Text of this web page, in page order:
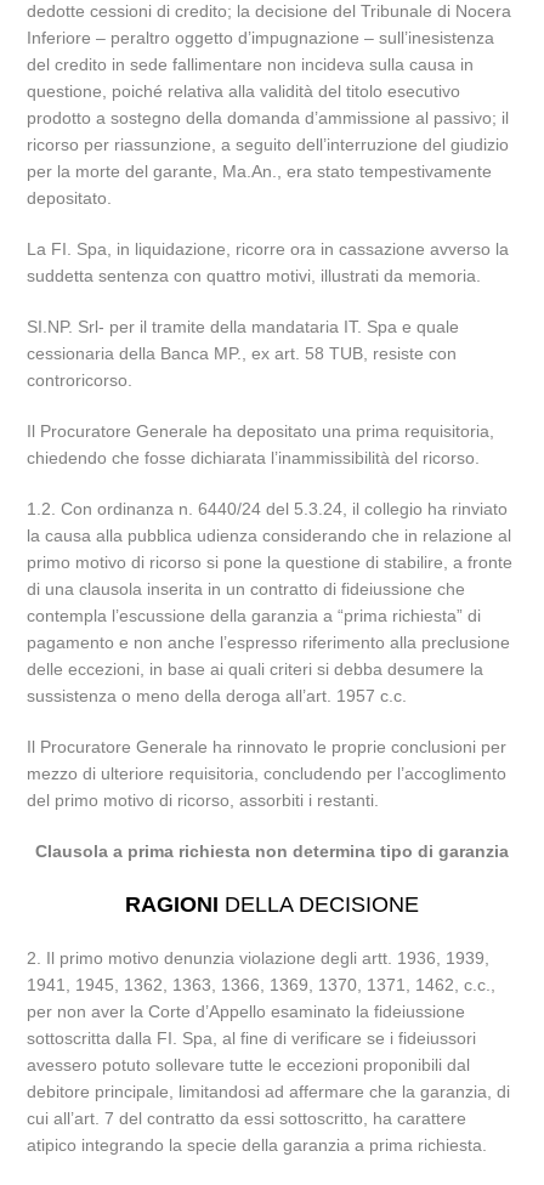
dedotte cessioni di credito; la decisione del Tribunale di Nocera
Inferiore – peraltro oggetto d’impugnazione – sull’inesistenza
del credito in sede fallimentare non incideva sulla causa in
questione, poiché relativa alla validità del titolo esecutivo
prodotto a sostegno della domanda d’ammissione al passivo; il
ricorso per riassunzione, a seguito dell’interruzione del giudizio
per la morte del garante, Ma.An., era stato tempestivamente
depositato.
La FI. Spa, in liquidazione, ricorre ora in cassazione avverso la
suddetta sentenza con quattro motivi, illustrati da memoria.
SI.NP. Srl- per il tramite della mandataria IT. Spa e quale
cessionaria della Banca MP., ex art. 58 TUB, resiste con
controricorso.
Il Procuratore Generale ha depositato una prima requisitoria,
chiedendo che fosse dichiarata l’inammissibilità del ricorso.
1.2. Con ordinanza n. 6440/24 del 5.3.24, il collegio ha rinviato
la causa alla pubblica udienza considerando che in relazione al
primo motivo di ricorso si pone la questione di stabilire, a fronte
di una clausola inserita in un contratto di fideiussione che
contempla l’escussione della garanzia a “prima richiesta” di
pagamento e non anche l’espresso riferimento alla preclusione
delle eccezioni, in base ai quali criteri si debba desumere la
sussistenza o meno della deroga all’art. 1957 c.c.
Il Procuratore Generale ha rinnovato le proprie conclusioni per
mezzo di ulteriore requisitoria, concludendo per l’accoglimento
del primo motivo di ricorso, assorbiti i restanti.
Clausola a prima richiesta non determina tipo di garanzia
RAGIONI DELLA DECISIONE
2. Il primo motivo denunzia violazione degli artt. 1936, 1939,
1941, 1945, 1362, 1363, 1366, 1369, 1370, 1371, 1462, c.c.,
per non aver la Corte d’Appello esaminato la fideiussione
sottoscritta dalla FI. Spa, al fine di verificare se i fideiussori
avessero potuto sollevare tutte le eccezioni proponibili dal
debitore principale, limitandosi ad affermare che la garanzia, di
cui all’art. 7 del contratto da essi sottoscritto, ha carattere
atipico integrando la specie della garanzia a prima richiesta.